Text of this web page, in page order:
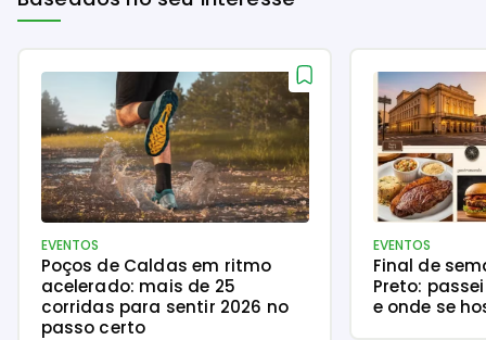
EVENTOS
Poços de Caldas em ritmo
acelerado: mais de 25
corridas para sentir 2026 no
passo certo
EVENTOS
Final de
Preto:
e onde se